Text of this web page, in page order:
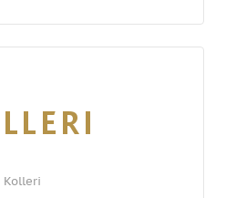
Kolleri